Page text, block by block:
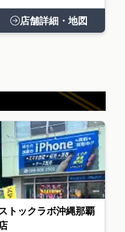
店舗詳細・地図
ストックラボ沖縄那覇
店